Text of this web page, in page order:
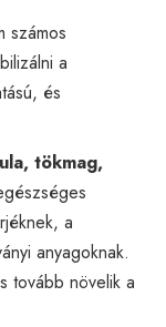
számos
a
és
tökmag,
a
anyagoknak.
tovább növelik a